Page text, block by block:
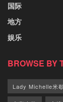
国际
地方
娱乐
BROWSE BY
Lady Michelle米